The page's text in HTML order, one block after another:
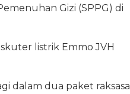
Gizi (SPPG) di
listrik Emmo JVH
dalam dua paket raksasa